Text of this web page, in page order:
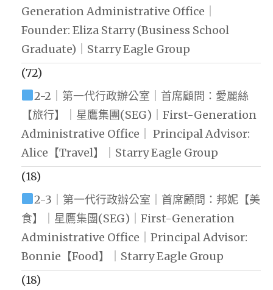
Generation Administrative Office｜
Founder: Eliza Starry (Business School
Graduate)｜Starry Eagle Group
(72)
2-2｜第一代行政辦公室｜首席顧問：愛麗絲
【旅行】｜星鷹集團(SEG)｜First-Generation
Administrative Office｜ Principal Advisor:
Alice【Travel】｜Starry Eagle Group
(18)
2-3｜第一代行政辦公室｜首席顧問：邦妮【美
食】｜星鷹集團(SEG)｜First-Generation
Administrative Office｜Principal Advisor:
Bonnie【Food】｜Starry Eagle Group
(18)